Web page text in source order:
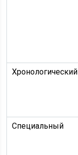
Хронологический
Специальный